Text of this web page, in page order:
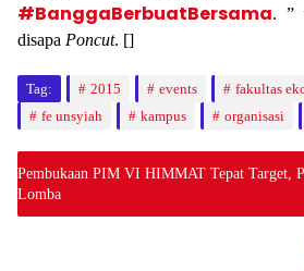
#BanggaBerbuatBersama. ”
disapa Poncut. []
Tag: 2015 events
fakultas
fe unsyiah
kampus organisasi
Pembukaan PIM VI HIMMAT Tepat Target,
Lomba